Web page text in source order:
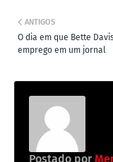
ANTIGOS
O dia em que Bette
emprego em um jornal
Postado por